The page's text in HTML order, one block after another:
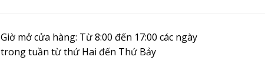
Giờ mở cửa hàng: Từ 8:00 đến 17:00 các ngày
trong tuần từ thứ Hai đến Thứ Bảy